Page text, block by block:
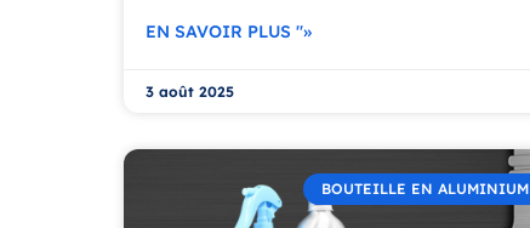
EN SAVOIR PLUS "»
3 août 2025
BOUTEILLE EN ALUMINIUM